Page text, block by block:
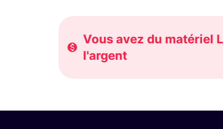
Vous avez du matériel
l'argent